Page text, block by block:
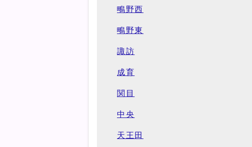
鴫野西
鴫野東
諏訪
成育
関目
中央
天王田